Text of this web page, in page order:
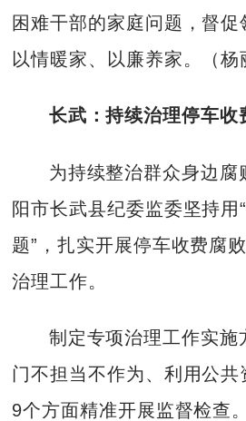
困难干部的家庭问题，督
以情暖家、以廉养家。（杨
长武：持续治理停车收
为持续整治群众身边腐
阳市长武县纪委监委坚持用
题”，扎实开展停车收费腐
治理工作。
制定专项治理工作实施
门不担当不作为、利用公
9个方面精准开展监督检查